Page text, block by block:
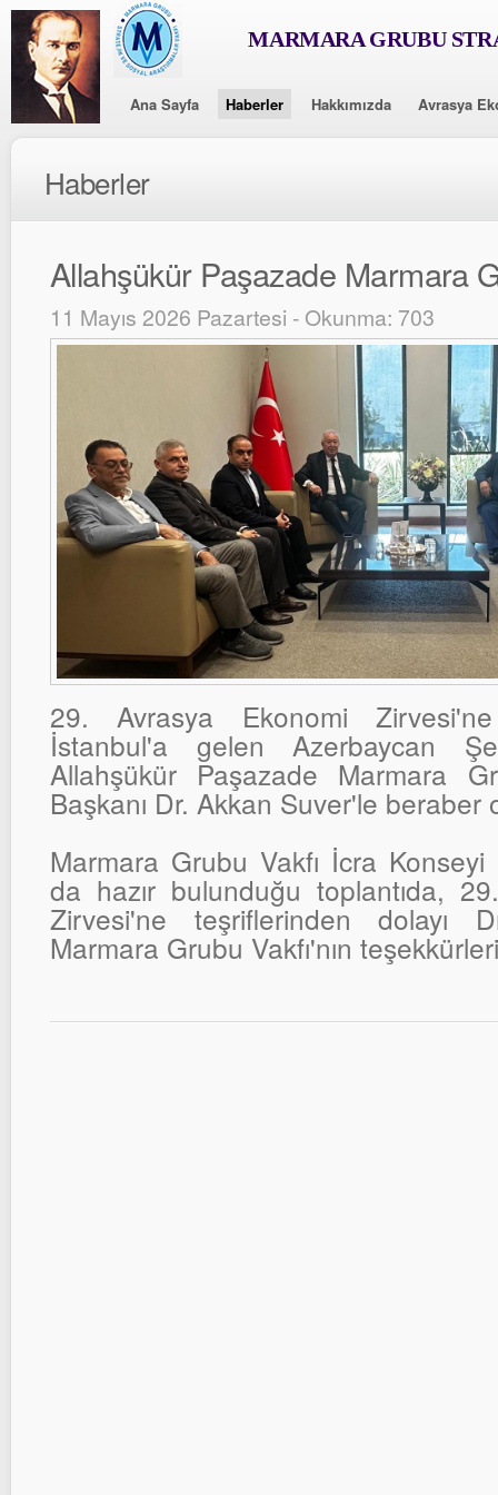
MARMARA GRUBU
Ana Sayfa Haberler Hakkımızda Avrasya
Haberler
Allahşükür Paşazade Marmara
11 Mayıs 2026 Pazartesi - Okunma: 703
29. Avrasya Ekonomi
İstanbul'a gelen Azerbaycan
Allahşükür Paşazade Marmara
Başkanı Dr. Akkan Suver'le beraber
Marmara Grubu Vakfı İcra Konseyi
da hazır bulunduğu toplantıda,
Zirvesi'ne teşriflerinden dolayı
Marmara Grubu Vakfı'nın